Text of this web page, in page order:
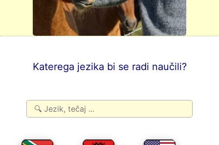
Katerega jezika bi se radi naučili?